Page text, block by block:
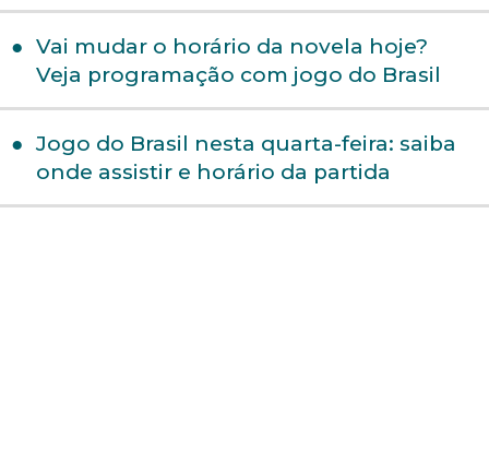
⁠Vai mudar o horário da novela hoje?
Veja programação com jogo do Brasil
Jogo do Brasil nesta quarta-feira: saiba
onde assistir e horário da partida